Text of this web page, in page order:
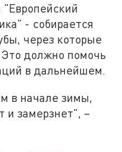
- собирается
через которые
Это должно помочь
в дальнейшем.
в начале зимы,
и замерзнет", –